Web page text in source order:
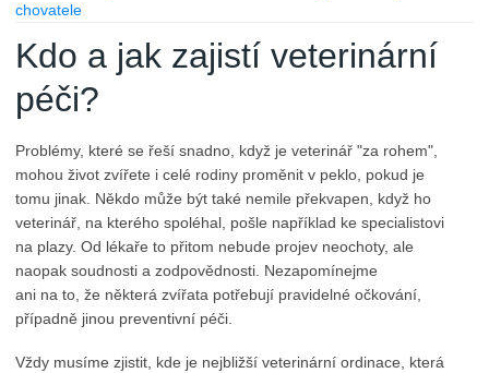
chovatele
Kdo a jak zajistí veterinární
péči?
Problémy, které se řeší snadno, když je veterinář "za rohem",
mohou život zvířete i celé rodiny proměnit v peklo, pokud je
tomu jinak. Někdo může být také nemile překvapen, když ho
veterinář, na kterého spoléhal, pošle například ke specialistovi
na plazy. Od lékaře to přitom nebude projev neochoty, ale
naopak soudnosti a zodpovědnosti. Nezapomínejme
ani na to, že některá zvířata potřebují pravidelné očkování,
případně jinou preventivní péči.
Vždy musíme zjistit, kde je nejbližší veterinární ordinace, která